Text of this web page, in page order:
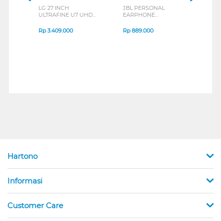
LG 27 INCH
ULTRAFINE U7 UHD
B_G3
Rp3.409.000
JBL PERSONAL
EARPHONE
SERIES
Rp889.000
Hartono
Informasi
Customer Care